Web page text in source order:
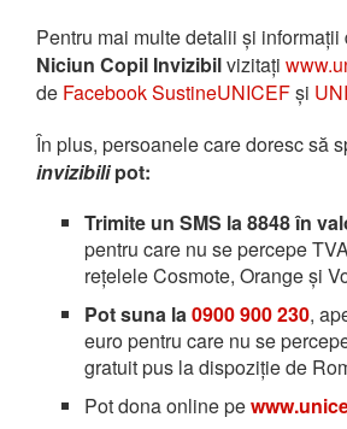
Pentru mai multe detalii și informații
Niciun Copil Invizibilvizitați
de Facebook SustineUNICEFși
În plus, persoanele care doresc să
invizibilipot:
Trimite un SMS la 8848 în
pentru care nu se percepe
rețelele Cosmote, Orange și
Pot suna la0900 900 230,
euro pentru care nu se
gratuit pus la dispoziție de
Pot dona online pe